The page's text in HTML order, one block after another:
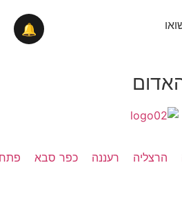
הרצליה רעננה כפר סבא
🔔